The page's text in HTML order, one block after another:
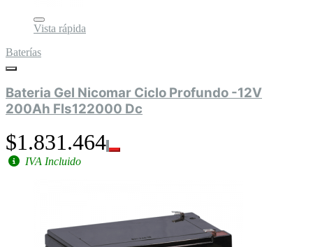
Vista rápida
Baterías
Bateria Gel Nicomar Ciclo Profundo -12V
200Ah Fls122000 Dc
$1.831.464
IVA Incluido